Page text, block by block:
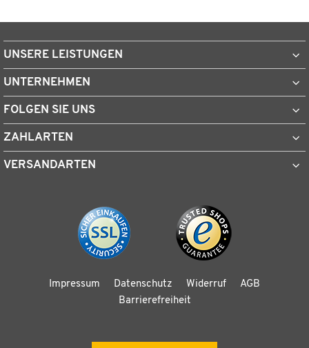
UNSERE LEISTUNGEN
UNTERNEHMEN
FOLGEN SIE UNS
ZAHLARTEN
VERSANDARTEN
Impressum Datenschutz Widerruf
AGB
Barrierefreiheit